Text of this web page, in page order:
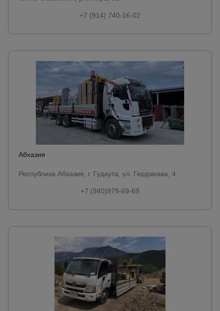
+7 (914) 740-16-02
Абхазия
Республика Абхазия, г. Гудаута, ул. Гердзмава, 4
+7 (940)979-69-69